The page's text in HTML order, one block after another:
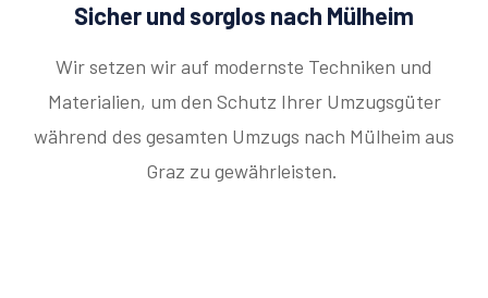
Sicher und sorglos nach Mülheim
Wir setzen wir auf modernste Techniken und
Materialien, um den Schutz Ihrer Umzugsgüter
während des gesamten Umzugs nach Mülheim aus
Graz zu gewährleisten.